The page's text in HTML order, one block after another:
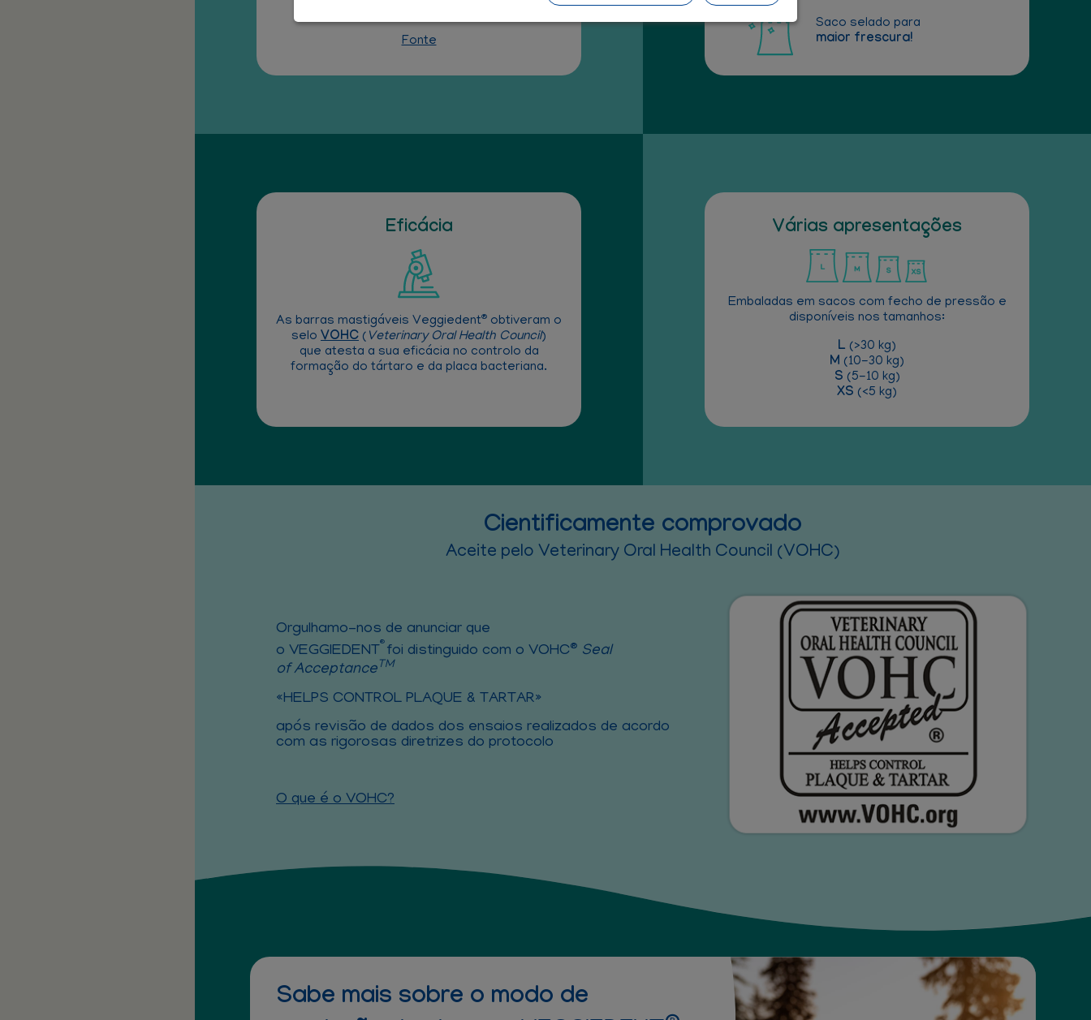
Fonte
Saco selado para
maior frescura!
Eficácia
As barras mastigáveis Veggiedent® obtiveram o
selo VOHC ( Veterinary Oral Health Council)
que atesta a sua eficácia no controlo da
formação do tártaro e da placa bacteriana.
Várias apresentações
Embaladas em sacos com fecho de pressão e
disponíveis nos tamanhos:
L (>30 kg)
M (10-30 kg)
S (5-10 kg)
XS (<5 kg)
Cientificamente comprovado
Aceite pelo Veterinary Oral Health Council (VOHC)
Orgulhamo-nos de anunciar que
o VEGGIEDENT
®
foi distinguido com o VOHC® Seal
of Acceptance TM
«HELPS CONTROL PLAQUE & TARTAR»
após revisão de dados dos ensaios realizados de acordo
com as rigorosas diretrizes do protocolo
O que é o VOHC?
Sabe mais sobre o modo de